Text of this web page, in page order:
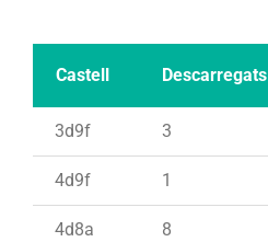
Castell Descarregats
3d9f 3
4d9f 1
4d8a 8